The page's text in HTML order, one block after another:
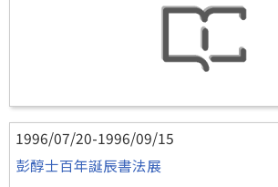
1996/07/20-1996/09/15
彭醇士百年誕辰書法展